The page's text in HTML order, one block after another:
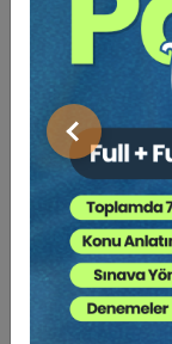
Önceki
Suçun Manevi
20:00 - CEZA
ÇALIŞMASI
Prof. Dr. Dr.
Ceza
Ceza
Ceza